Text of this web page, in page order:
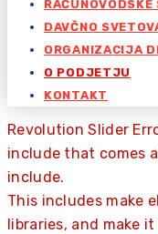
DAVČNO
ORGANIZACIJA
O PODJETJU
KONTAKT
Revolution Slider
include that comes
include.
This includes make
libraries, and make